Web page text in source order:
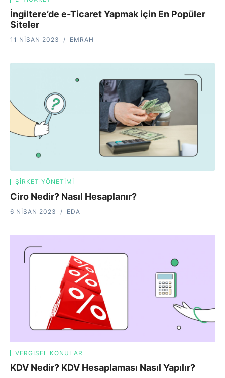
İngiltere’de e-Ticaret Yapmak için En Popüler
Siteler
11 NISAN 2023 EMRAH
ŞIRKET YÖNETIMI
Ciro Nedir? Nasıl Hesaplanır?
6 NISAN 2023 EDA
VERGISEL KONULAR
KDV Nedir? KDV Hesaplaması Nasıl Yapılır?